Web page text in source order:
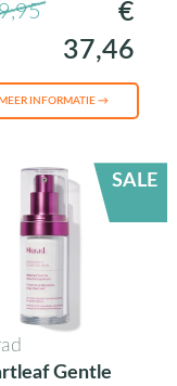
€
37,46
MEER INFORMATIE →
SALE
Gentle